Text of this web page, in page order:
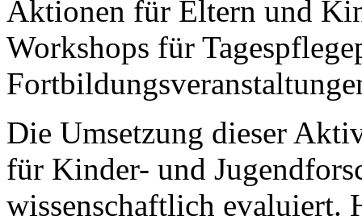
Aktionen für Eltern und
Workshops für
Die Umsetzung dieser
für Kinder- und
wissenschaftlich evaluiert.